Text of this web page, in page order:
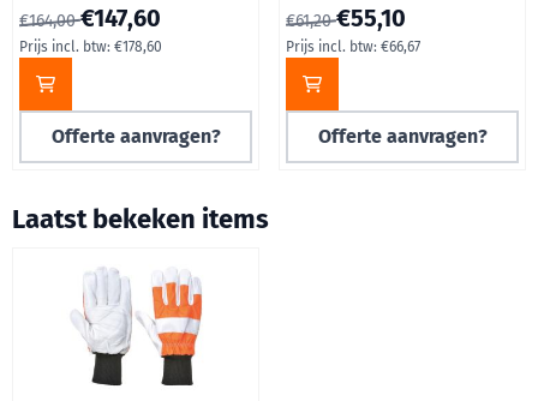
Van 164,00 voor 147,60, inclusief btw: 178,60
€164,00€147,60
Prijs incl. btw: €178,60
Offerte aanvragen?
Van 61,20 voor 55,10,
€61,20€55,10
Prijs incl. btw: €66,67
Offerte aanvragen?
Laatst bekeken items